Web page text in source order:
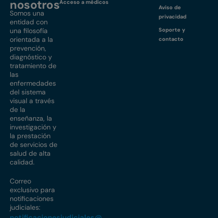
nosotros
Somos una
entidad con
una filosofía
orientada a la
prevención,
diagnóstico y
tratamiento de
las
enfermedades
del sistema
visual a través
de la
enseñanza, la
investigación y
la prestación
de servicios de
salud de alta
calidad.
Correo
exclusivo para
notificaciones
judiciales:
Acceso a médicos
Aviso de
privacidad
Soporte y
contacto